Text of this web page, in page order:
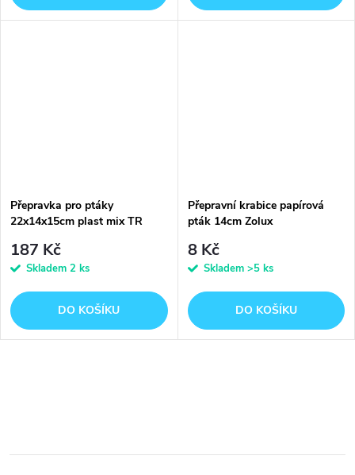
Přepravka pro ptáky
22x14x15cm plast mix TR
187 Kč
Skladem 2 ks
DO KOŠÍKU
Přepravní krabice papírová
pták 14cm Zolux
8 Kč
Skladem >5 ks
DO KOŠÍKU
l